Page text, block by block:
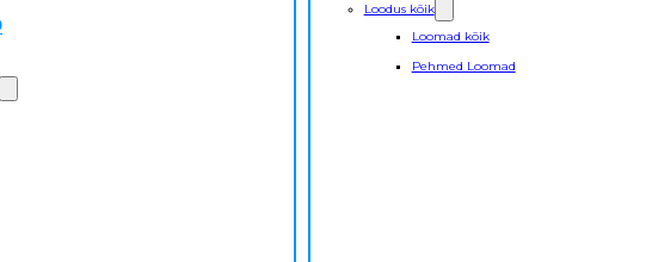
Loodus kõik
Loomad kõik
Pehmed Loomad